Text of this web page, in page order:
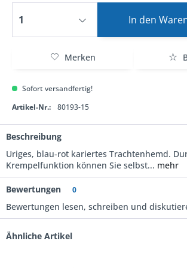
In den
Merken
Sofort versandfertig!
Artikel-Nr.:
80193-15
Beschreibung
Uriges, blau-rot kariertes Trachtenhemd.
Krempelfunktion können Sie selbst... mehr
Bewertungen 0
Bewertungen lesen, schreiben und
Ähnliche Artikel